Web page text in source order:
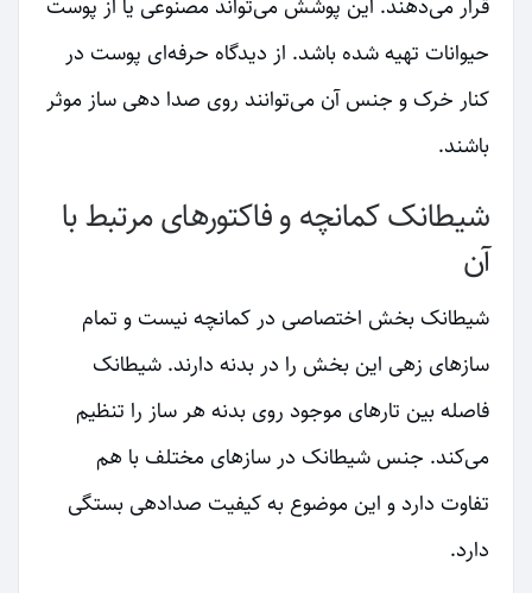
حیوانات تهیه شده باشد. از دیدگاه حرفه‌ای پوست در
کنار خرک و جنس آن می‌توانند روی صدا دهی ساز موثر
باشند.
شیطانک کمانچه و فاکتورهای مرتبط با
آن
شیطانک بخش اختصاصی در کمانچه نیست و تمام
سازهای زهی این بخش را در بدنه دارند. شیطانک
فاصله بین تارهای موجود روی بدنه هر ساز را تنظیم
می‌کند. جنس شیطانک در سازهای مختلف با هم
تفاوت دارد و این موضوع به کیفیت صدادهی بستگی
دارد.